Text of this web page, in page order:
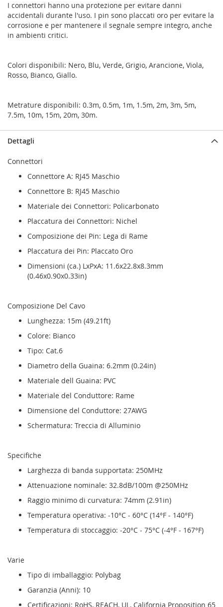
I connettori hanno una protezione per evitare danni
accidentali durante l'uso. I pin sono placcati oro per evitare la
corrosione e per mantenere il segnale sempre integro, anche
in ambienti critici.
Colori disponibili: Nero, Blu, Verde, Grigio, Arancione, Viola,
Rosso, Bianco, Giallo.
Metrature disponibili: 0.3m, 0.5m, 1m, 1.5m, 2m, 3m, 5m,
7.5m, 10m, 15m, 20m, 30m.
Dettagli
Connettori
Connettore A: RJ45 Maschio
Connettore B: RJ45 Maschio
Materiale dei Connettori: Policarbonato
Placcatura dei Connettori: Nichel
Composizione dei Pin: Lega di Rame
Placcatura dei Pin: Placcato Oro
Dimensioni (ca.) LxPxA: 11.6x22.8x8.3mm
(0.46x0.90x0.33in)
Composizione Del Cavo
Lunghezza: 15m (49.21ft)
Colore: Bianco
Tipo: Cat.6
Diametro della Guaina: 6.2mm (0.24in)
Materiale dell Guaina: PVC
Materiale del Conduttore: Rame
Dimensione del Conduttore: 27AWG
Schermatura: Treccia di Alluminio
Specifiche
Larghezza di banda supportata: 250MHz
Attenuazione nominale: 32.8dB/100m @250MHz
Raggio minimo di curvatura: 74mm (2.91in)
Temperatura operativa: -10°C - 60°C (14°F - 140°F)
Temperatura di stoccaggio: -20°C - 75°C (-4°F - 167°F)
Varie
Tipo di imballaggio: Polybag
Garanzia (Anni): 10
Certificazioni: RoHS, REACH, UL, California Proposition 65